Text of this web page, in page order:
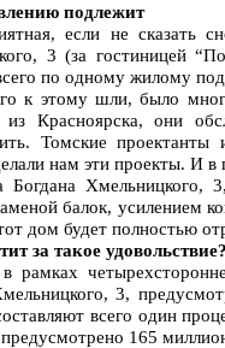
подлежит
если не сказать
3 (за гостиницей
по одному жилому
к этому шли, было
из Красноярска, они
Томские
нам эти проекты. И
Богдана Хмельницкого,
балок, усилением
дом будет полностью
за такое удовольствие?
рамках
3,
всего один
165